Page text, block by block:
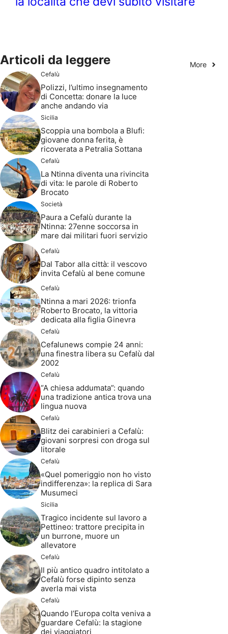
Articoli da leggere More
Cefalù
Polizzi, l’ultimo insegnamento
di Concetta: donare la luce
anche andando via
Sicilia
Scoppia una bombola a Blufi:
giovane donna ferita, è
ricoverata a Petralia Sottana
Cefalù
La Ntinna diventa una rivincita
di vita: le parole di Roberto
Brocato
Società
Paura a Cefalù durante la
Ntinna: 27enne soccorsa in
mare dai militari fuori servizio
Cefalù
Dal Tabor alla città: il vescovo
invita Cefalù al bene comune
Cefalù
Ntinna a mari 2026: trionfa
Roberto Brocato, la vittoria
dedicata alla figlia Ginevra
Cefalù
Cefalunews compie 24 anni:
una finestra libera su Cefalù dal
2002
Cefalù
“A chiesa addumata”: quando
una tradizione antica trova una
lingua nuova
Cefalù
Blitz dei carabinieri a Cefalù:
giovani sorpresi con droga sul
litorale
Cefalù
«Quel pomeriggio non ho visto
indifferenza»: la replica di Sara
Musumeci
Sicilia
Tragico incidente sul lavoro a
Pettineo: trattore precipita in
un burrone, muore un
allevatore
Cefalù
Il più antico quadro intitolato a
Cefalù forse dipinto senza
averla mai vista
Cefalù
Quando l’Europa colta veniva a
guardare Cefalù: la stagione
dei viaggiatori